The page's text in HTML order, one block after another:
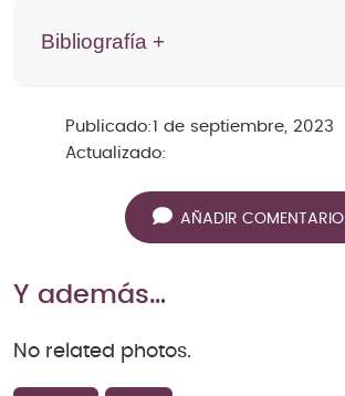
Bibliografía +
Publicado:1 de septiembre, 2023
Actualizado:
AÑADIR COMENTARIO
Y además…
No related photos.